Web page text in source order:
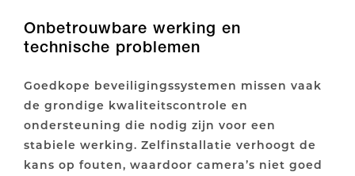
Onbetrouwbare werking en
technische problemen
Goedkope beveiligingssystemen missen vaak
de grondige kwaliteitscontrole en
ondersteuning die nodig zijn voor een
stabiele werking. Zelfinstallatie verhoogt de
kans op fouten, waardoor camera’s niet goed